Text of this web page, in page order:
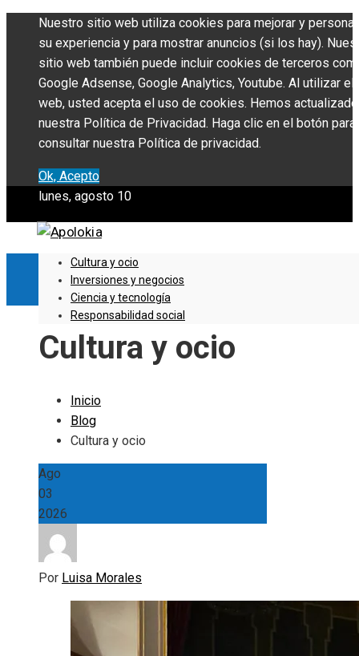
Nuestro sitio web utiliza cookies para mejorar y
su experiencia y para mostrar anuncios (si los hay).
sitio web también puede incluir cookies de terceros
Google Adsense, Google Analytics, Youtube. Al utilizar
web, usted acepta el uso de cookies. Hemos actualizado
nuestra Política de Privacidad. Haga clic en el botón para
consultar nuestra Política de privacidad.
Ok, Acepto
lunes, agosto 10
Cultura y ocio
Inversiones y negocios
Ciencia y tecnología
Responsabilidad social
Cultura y ocio
Inicio
Blog
Cultura y ocio
Ago
03
2026
Por Luisa Morales